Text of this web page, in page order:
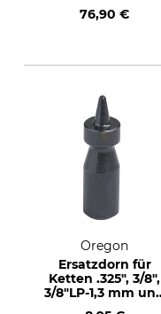
cm
76,90 €
Oregon
Ersatzdorn für
Ketten .325", 3/8",
3/8"LP-1,3 mm